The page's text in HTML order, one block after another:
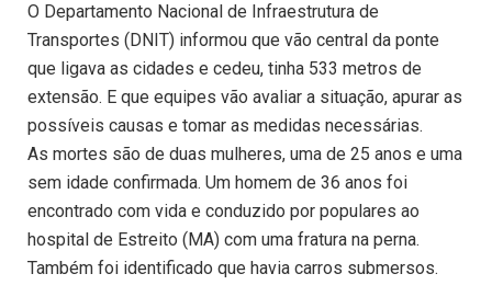
O Departamento Nacional de Infraestrutura de
Transportes (DNIT) informou que vão central da ponte
que ligava as cidades e cedeu, tinha 533 metros de
extensão. E que equipes vão avaliar a situação, apurar as
possíveis causas e tomar as medidas necessárias.
As mortes são de duas mulheres, uma de 25 anos e uma
sem idade confirmada. Um homem de 36 anos foi
encontrado com vida e conduzido por populares ao
hospital de Estreito (MA) com uma fratura na perna.
Também foi identificado que havia carros submersos.